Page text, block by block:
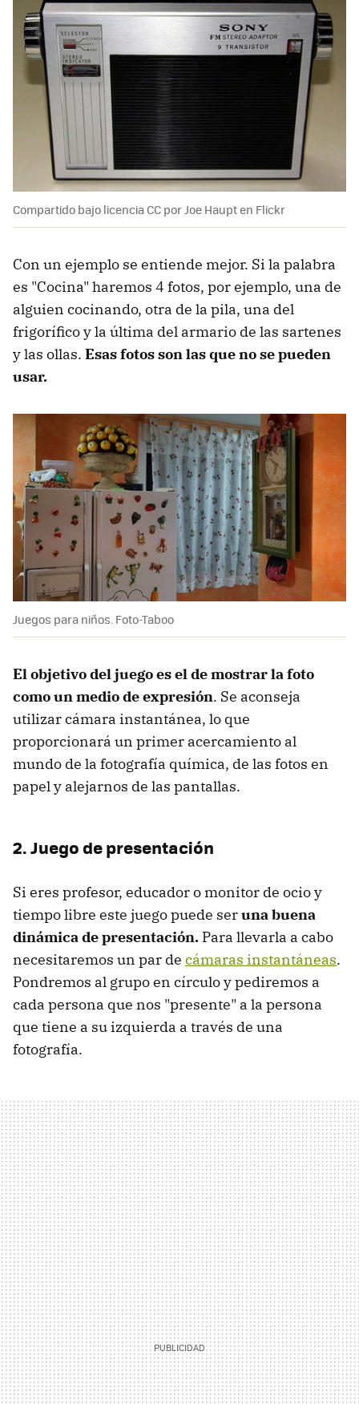
Compartido bajo licencia CC por Joe Haupt en Flickr
Con un ejemplo se entiende mejor. Si la palabra
es "Cocina" haremos 4 fotos, por ejemplo, una de
alguien cocinando, otra de la pila, una del
frigorífico y la última del armario de las sartenes
y las ollas. Esas fotos son las que no se pueden
usar.
Juegos para niños. Foto-Taboo
El objetivo del juego es el de mostrar la foto
como un medio de expresión. Se aconseja
utilizar cámara instantánea, lo que
proporcionará un primer acercamiento al
mundo de la fotografía química, de las fotos en
papel y alejarnos de las pantallas.
2. Juego de presentación
Si eres profesor, educador o monitor de ocio y
tiempo libre este juego puede seruna buena
dinámica de presentación. Para llevarla a cabo
necesitaremos un par de cámaras instantáneas.
Pondremos al grupo en círculo y pediremos a
cada persona que nos "presente" a la persona
que tiene a su izquierda a través de una
fotografía.